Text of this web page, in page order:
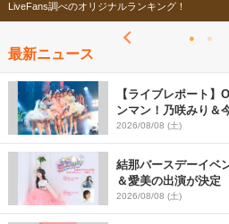
LiveFans調べのオリジナルランキング！
最新ニュース
【ライブレポート
ンマン！乃咲みり＆
Onephony新体制1st
＞
2026/08/08 (土)
結那バースデーイベ
＆愛美の出演が決定
2026/08/08 (土)